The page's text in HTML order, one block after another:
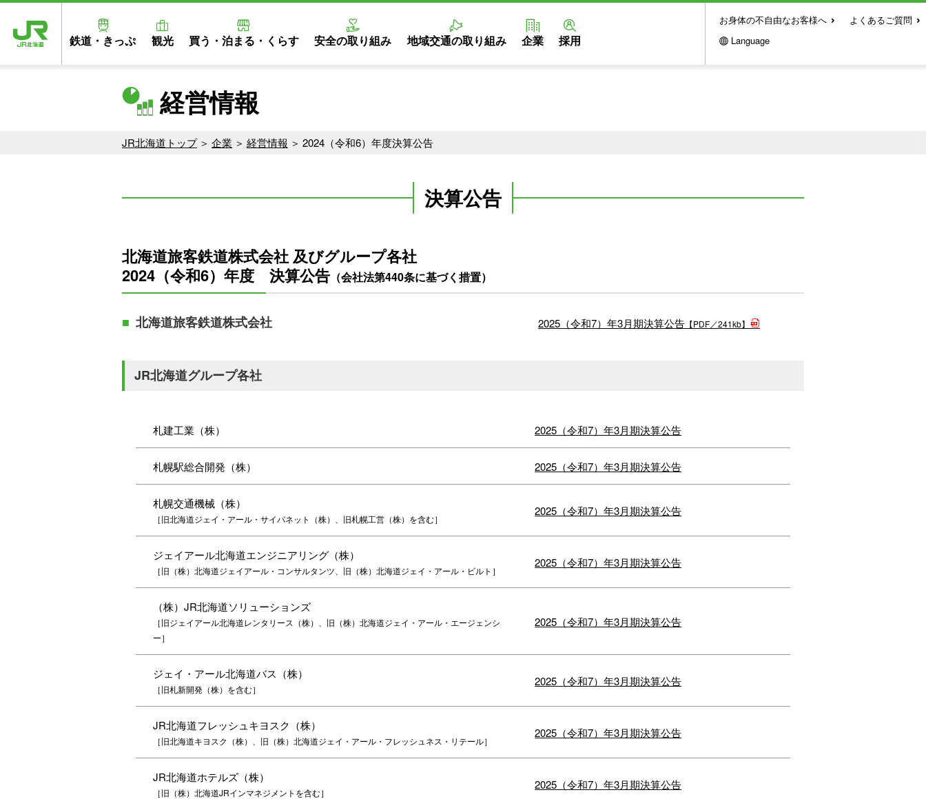
鉄道・きっぷ 観光 買う・泊まる・くらす 安全の取り組み 地域交通の取り組み 企業 採用
お身体の不自由なお客様へ
よくあるご質問
Language
経営情報
JR北海道トップ 企業 経営情報 2024（令和6）年度決算公告
決算公告
北海道旅客鉄道株式会社 及びグループ各社
2024（令和6）年度 決算公告 （会社法第440条に基づく措置）
北海道旅客鉄道株式会社 2025（令和7）年3月期決算公告 【PDF／241kb】
JR北海道グループ各社
札建工業（株） 2025（令和7）年3月期決算公告
札幌駅総合開発（株） 2025（令和7）年3月期決算公告
札幌交通機械（株）
［旧北海道ジェイ・アール・サイバネット（株）、旧札幌工営（株）を含む］
2025（令和7）年3月期決算公告
ジェイアール北海道エンジニアリング（株）
［旧（株）北海道ジェイアール・コンサルタンツ、旧（株）北海道ジェイ・アール・ビルト］
2025（令和7）年3月期決算公告
（株）JR北海道ソリューションズ
［旧ジェイアール北海道レンタリース（株）、旧（株）北海道ジェイ・アール・エージェンシ
ー］
2025（令和7）年3月期決算公告
ジェイ・アール北海道バス（株）
［旧札新開発（株）を含む］
2025（令和7）年3月期決算公告
JR北海道フレッシュキヨスク（株）
［旧北海道キヨスク（株）、旧（株）北海道ジェイ・アール・フレッシュネス・リテール］
2025（令和7）年3月期決算公告
JR北海道ホテルズ（株）
［旧（株）北海道JRインマネジメントを含む］
2025（令和7）年3月期決算公告